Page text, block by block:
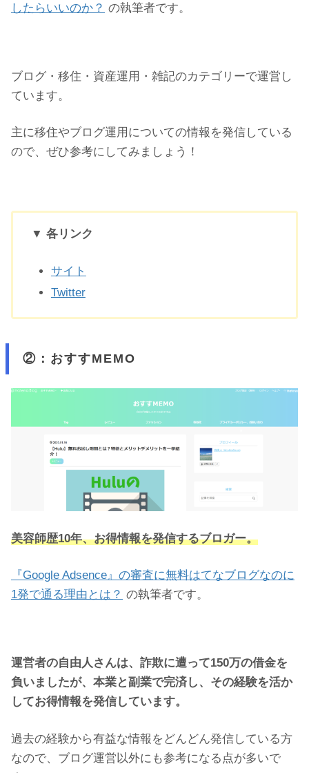
したらいいのか？ の執筆者です。
ブログ・移住・資産運用・雑記のカテゴリーで運営し
ています。
主に移住やブログ運用についての情報を発信している
ので、ぜひ参考にしてみましょう！
▼ 各リンク
サイト
Twitter
②：おすすMEMO
美容師歴10年、お得情報を発信するブロガー。
『Google Adsence』の審査に無料はてなブログなのに
1発で通る理由とは？ の執筆者です。
運営者の自由人さんは、詐欺に遭って150万の借金を
負いましたが、本業と副業で完済し、その経験を活か
してお得情報を発信しています。
過去の経験から有益な情報をどんどん発信している方
なので、ブログ運営以外にも参考になる点が多いで